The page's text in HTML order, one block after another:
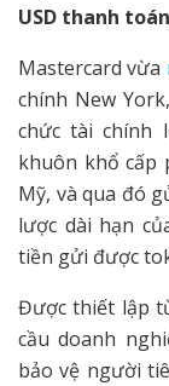
USD thanh
Mastercard vừa
chính New
chức tài chính
khuôn khổ cấp
Mỹ, và qua đó
lược dài hạn
tiền gửi được
Được thiết lập
cầu doanh
bảo vệ người